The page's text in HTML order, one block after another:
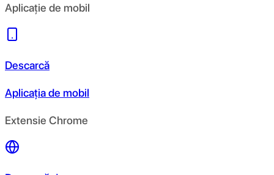
Aplicație de mobil
Descarcă
Aplicația de mobil
Extensie Chrome